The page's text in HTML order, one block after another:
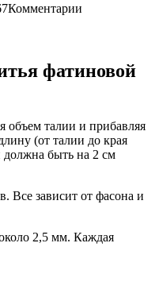
Комментарии
фатиновой
объем талии и прибавляя
(от талии до края
быть на 2 см
Все зависит от фасона и
2,5 мм. Каждая